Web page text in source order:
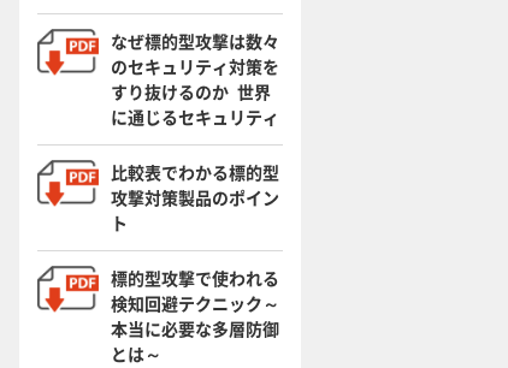
なぜ標的型攻撃は数々
のセキュリティ対策を
すり抜けるのか 世界
に通じるセキュリティ
比較表でわかる標的型
攻撃対策製品のポイン
ト
標的型攻撃で使われる
検知回避テクニック～
本当に必要な多層防御
とは～